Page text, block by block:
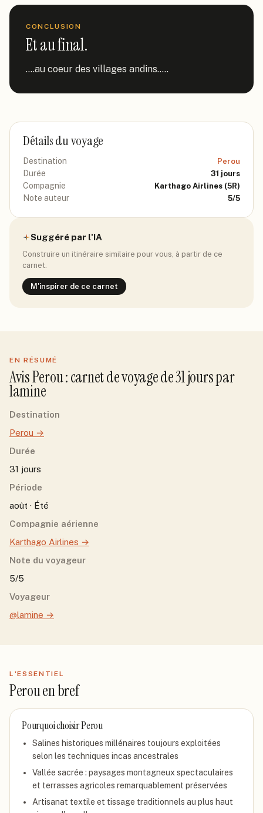
CONCLUSION
Et au final.
....au coeur des villages andins.....
Détails du voyage
Destination Perou
Durée 31 jours
Compagnie Karthago Airlines (5R)
Note auteur 5/5
Suggéré par l'IA
Construire un itinéraire similaire pour vous, à partir de ce
carnet.
M'inspirer de ce carnet
EN RÉSUMÉ
AvisPerou: carnet de voyage de31jourspar
lamine
Destination
Perou →
Durée
31 jours
Période
août · Été
Compagnie aérienne
Karthago Airlines →
Note du voyageur
5/5
Voyageur
@lamine →
L'ESSENTIEL
Perouen bref
Pourquoi choisirPerou
Salines historiques millénaires toujours exploitées
selon les techniques incas ancestrales
Vallée sacrée : paysages montagneux spectaculaires
et terrasses agricoles remarquablement préservées
Artisanat textile et tissage traditionnels au plus haut